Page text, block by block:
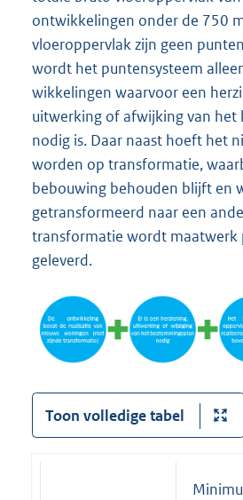
ontwikkelingen onder de 750
vloeroppervlak zijn geen
wordt het puntensysteem
wikkelingen waarvoor een
uitwerking of afwijking van het
nodig is. Daar naast hoeft het
worden op transformatie,
bebouwing behouden blijft en
getransformeerd naar een
transformatie wordt maatwerk
geleverd.
Toon volledige tabel